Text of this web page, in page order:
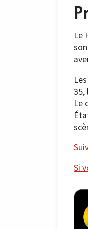
Le
35,
Le
Si